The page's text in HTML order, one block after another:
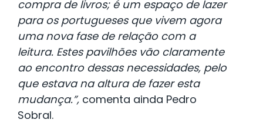
compra de livros; é um espaço de lazer
para os portugueses que vivem agora
uma nova fase de relação com a
leitura. Estes pavilhões vão claramente
ao encontro dessas necessidades, pelo
que estava na altura de fazer esta
mudança.”, comenta ainda Pedro
Sobral.